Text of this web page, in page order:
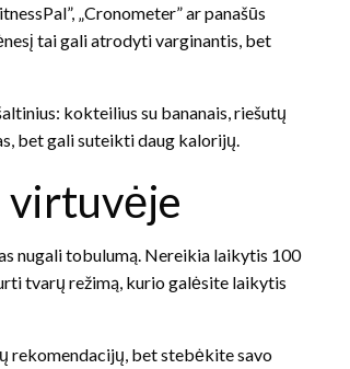
„Cronometer” ar panašūs
tai gali atrodyti varginantis, bet
kokteilius su bananais, riešutų
bet gali suteikti daug kalorijų.
virtuvėje
nugali tobulumą. Nereikia laikytis 100
tvarų režimą, kurio galėsite laikytis
rekomendacijų, bet stebėkite savo